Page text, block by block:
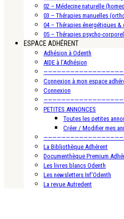
02 – Médecine naturelle
03 – Thérapies manuelles
04 – Thérapies énergétiques
05 – Thérapies psycho-
ESPACE ADHÉRENT
Adhésion à Odenth
AIDE à l’Adhésion
Connexion à mon espace
Connexion
PETITES ANNONCES
Toutes les petites
Créer / Modifier mes
La Bibliothèque Adhérent
Documenthèque Premium
Les livres blancs Odenth
Les newsletters Inf’Odenth
La revue Autredent